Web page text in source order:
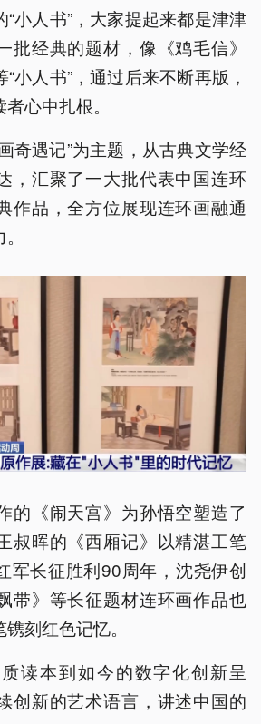
小人书”，大家提起来都是津津
批经典的题材，像《鸡毛信》
“小人书”，通过后来不断再版，
心中扎根。
奇遇记”为主题，从古典文学经
，汇聚了一大批代表中国连环
作品，全方位展现连环画融通
的《闹天宫》为孙悟空塑造了
叔晖的《西厢记》以精湛工笔
军长征胜利90周年，沈尧伊创
带》等长征题材连环画作品也
刻红色记忆。
读本到如今的数字化创新呈
创新的艺术语言，讲述中国的